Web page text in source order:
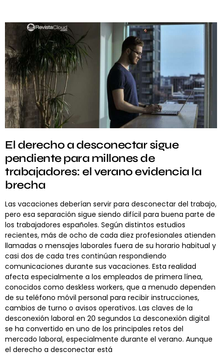
El derecho a desconectar sigue
pendiente para millones de
trabajadores: el verano evidencia la
brecha
Las vacaciones deberían servir para desconectar del trabajo,
pero esa separación sigue siendo difícil para buena parte de
los trabajadores españoles. Según distintos estudios
recientes, más de ocho de cada diez profesionales atienden
llamadas o mensajes laborales fuera de su horario habitual y
casi dos de cada tres continúan respondiendo
comunicaciones durante sus vacaciones. Esta realidad
afecta especialmente a los empleados de primera línea,
conocidos como deskless workers, que a menudo dependen
de su teléfono móvil personal para recibir instrucciones,
cambios de turno o avisos operativos. Las claves de la
desconexión laboral en 20 segundos La desconexión digital
se ha convertido en uno de los principales retos del
mercado laboral, especialmente durante el verano. Aunque
el derecho a desconectar está